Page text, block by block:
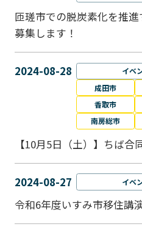
匝瑳市での脱炭素化を推
募集します！
2024-08-28 イベ
成田市
香取市
南房総市
【10月5日（土）】ちば
2024-08-27 イベ
令和6年度いすみ市移住講